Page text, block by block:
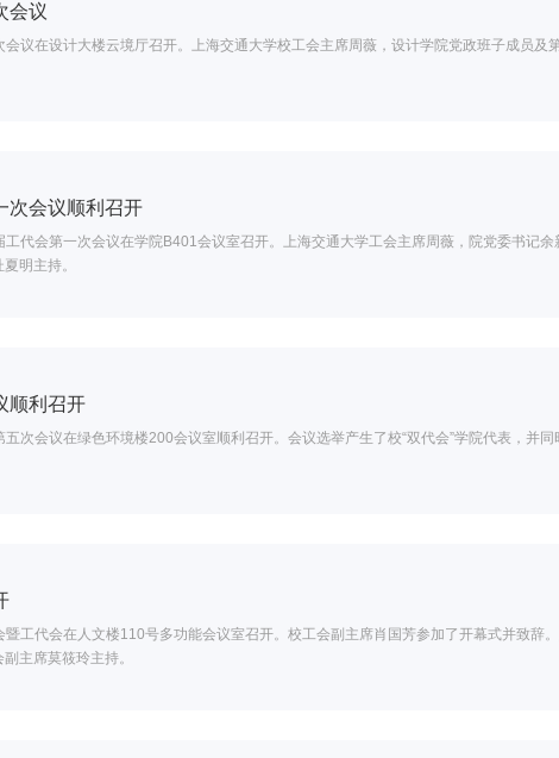
会议
议在设计大楼云境厅召开。上海交通大学校工会主席周薇，设计学院党政班子成员及
次会议顺利召开
代会第一次会议在学院B401会议室召开。上海交通大学工会主席周薇，院党委书记
明主持。
顺利召开
次会议在绿色环境楼200会议室顺利召开。会议选举产生了校“双代会”学院代表，并
工代会在人文楼110号多功能会议室召开。校工会副主席肖国芳参加了开幕式并致辞
主席莫筱玲主持。